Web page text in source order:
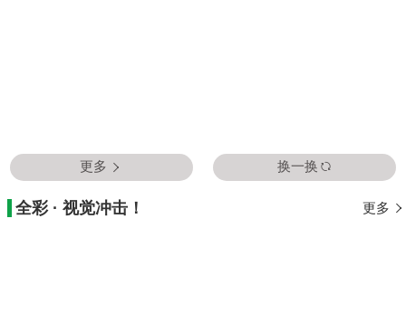
更多 换一换
全彩 · 视觉冲击！ 更多